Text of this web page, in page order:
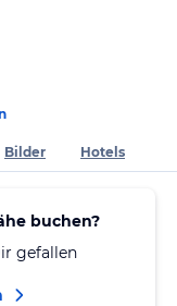
Bilder Hotels
buchen?
gefallen